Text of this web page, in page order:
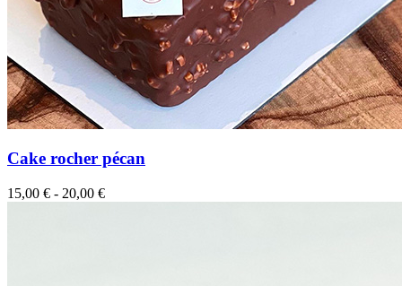
Cake rocher pécan
15,00 € - 20,00 €